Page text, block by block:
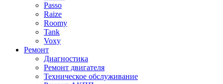
Passo
Raize
Roomy
Tank
Voxy
Ремонт
Диагностика
Ремонт двигателя
Техническое обслуживание